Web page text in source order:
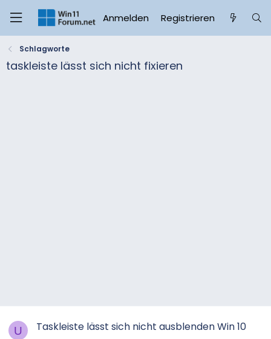
Anmelden Registrieren
Schlagworte
taskleiste lässt sich nicht fixieren
U Taskleiste lässt sich nicht ausblenden Win 10